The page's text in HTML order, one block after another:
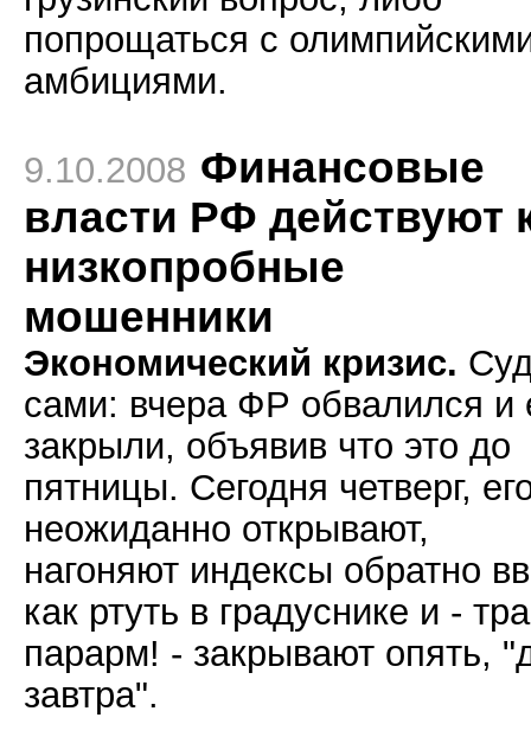
попрощаться с
амбициями.
9.10.2008 Финансовые
власти РФ действуют
низкопробные
мошенники
Экономический кризис.
сами: вчера ФР обвалился и
закрыли, объявив что это до
пятницы. Сегодня четверг,
неожиданно открывают,
нагоняют индексы обратно
как ртуть в градуснике и -
парарм! - закрывают опять,
завтра".